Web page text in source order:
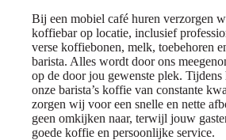
Bij een mobiel café huren verzorgen
koffiebar op locatie, inclusief
verse koffiebonen, melk, toebehoren
barista. Alles wordt door ons
op de door jou gewenste plek. Tijdens
onze barista’s koffie van constante
zorgen wij voor een snelle en nette
geen omkijken naar, terwijl jouw
goede koffie en persoonlijke service.